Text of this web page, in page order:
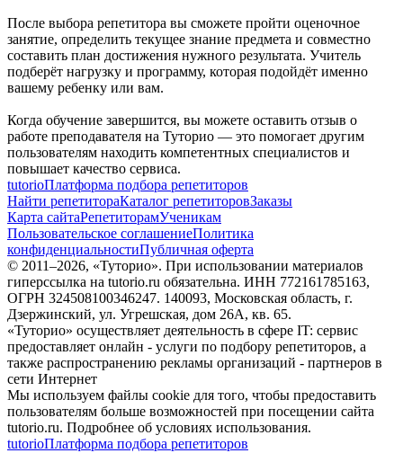
После выбора репетитора вы сможете пройти оценочное
занятие, определить текущее знание предмета и совместно
составить план достижения нужного результата. Учитель
подберёт нагрузку и программу, которая подойдёт именно
вашему ребенку или вам.
Когда обучение завершится, вы можете оставить отзыв о
работе преподавателя на Туторио — это помогает другим
пользователям находить компетентных специалистов и
повышает качество сервиса.
tutorioПлатформа подбора репетиторов
Найти репетитораКаталог репетиторовЗаказы
Карта сайтаРепетиторамУченикам
Пользовательское соглашениеПолитика
конфиденциальностиПубличная оферта
© 2011–2026, «Туторио». При использовании материалов
гиперссылка на tutorio.ru обязательна. ИНН 772161785163,
ОГРН 324508100346247. 140093, Московская область, г.
Дзержинский, ул. Угрешская, дом 26А, кв. 65.
«Туторио» осуществляет деятельность в сфере IT: сервис
предоставляет онлайн - услуги по подбору репетиторов, а
также распространению рекламы организаций - партнеров в
сети Интернет
Мы используем файлы cookie для того, чтобы предоставить
пользователям больше возможностей при посещении сайта
tutorio.ru. Подробнее об условиях использования.
tutorioПлатформа подбора репетиторов